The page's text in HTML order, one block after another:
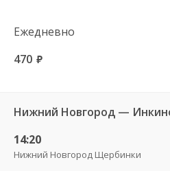
Ежедневно
470 руб.
Нижний Новгород —
14:20
Нижний Новгород Щербинки